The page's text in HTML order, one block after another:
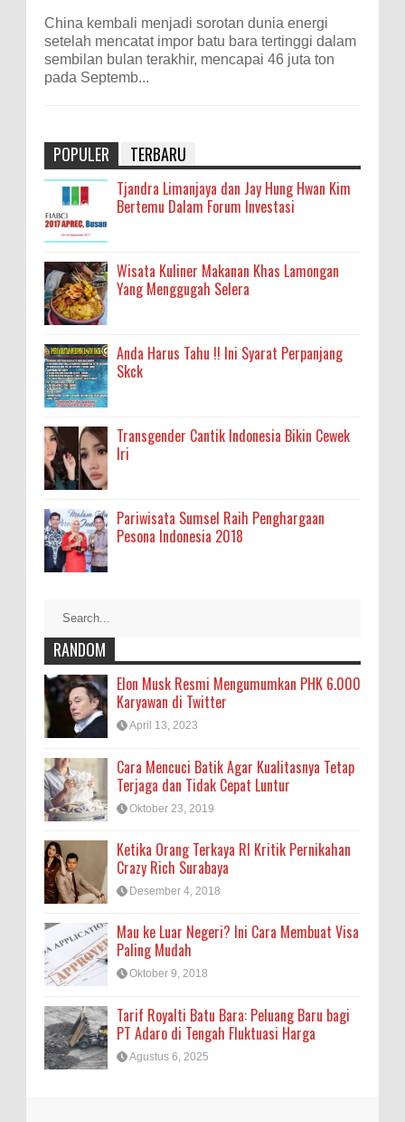
China kembali menjadi sorotan dunia energi
setelah mencatat impor batu bara tertinggi dalam
sembilan bulan terakhir, mencapai 46 juta ton
pada Septemb...
POPULER TERBARU
Tjandra Limanjaya dan Jay Hung Hwan Kim
Bertemu Dalam Forum Investasi
Wisata Kuliner Makanan Khas Lamongan
Yang Menggugah Selera
Anda Harus Tahu !! Ini Syarat Perpanjang
Skck
Transgender Cantik Indonesia Bikin Cewek
Iri
Pariwisata Sumsel Raih Penghargaan
Pesona Indonesia 2018
RANDOM
Elon Musk Resmi Mengumumkan PHK 6.000
Karyawan di Twitter
April 13, 2023
Cara Mencuci Batik Agar Kualitasnya Tetap
Terjaga dan Tidak Cepat Luntur
Oktober 23, 2019
Ketika Orang Terkaya RI Kritik Pernikahan
Crazy Rich Surabaya
Desember 4, 2018
Mau ke Luar Negeri? Ini Cara Membuat Visa
Paling Mudah
Oktober 9, 2018
Tarif Royalti Batu Bara: Peluang Baru bagi
PT Adaro di Tengah Fluktuasi Harga
Agustus 6, 2025